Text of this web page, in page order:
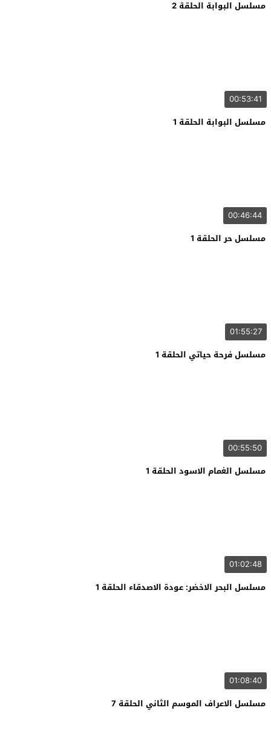
مسلسل البوابة الحلقة 2
00:53:41
مسلسل البوابة الحلقة 1
00:46:44
مسلسل حر الحلقة 1
01:55:27
مسلسل فرحة حياتي الحلقة 1
00:55:50
مسلسل الغمام الاسود الحلقة 1
01:02:48
مسلسل البحر الاخضر: عودة الاصدقاء الحلقة 1
01:08:40
مسلسل الاعراف الموسم الثاني الحلقة 7